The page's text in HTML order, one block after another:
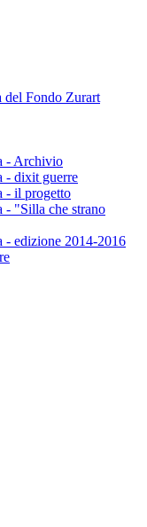
del Fondo Zurart
- Archivio
- dixit guerre
- il progetto
- "Silla che strano
- edizione 2014-2016